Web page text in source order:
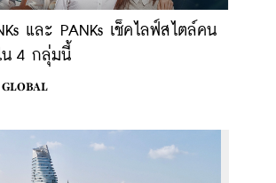
และ PANKs เช็คไลฟ์สไตล์คน
น 4 กลุ่มนี้
GLOBAL